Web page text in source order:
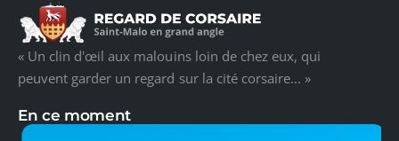
« Un clin d'œil aux malouins loin de chez eux, qui
peuvent garder un regard sur la cité corsaire... »
En ce moment